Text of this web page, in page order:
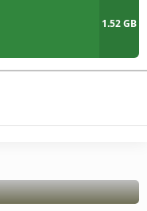
1.52 GB